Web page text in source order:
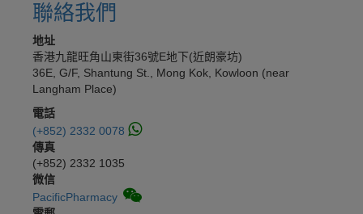
聯絡我們
地址
香港九龍旺角山東街36號E地下(近朗豪坊)
36E, G/F, Shantung St., Mong Kok, Kowloon (near
Langham Place)
電話
(+852) 2332 0078
傳真
(+852) 2332 1035
微信
PacificPharmacy